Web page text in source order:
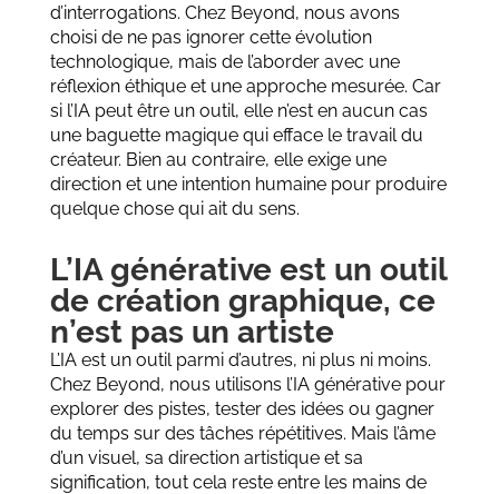
d’interrogations. Chez Beyond, nous avons
choisi de ne pas ignorer cette évolution
technologique, mais de l’aborder avec une
réflexion éthique et une approche mesurée. Car
si l’IA peut être un outil, elle n’est en aucun cas
une baguette magique qui efface le travail du
créateur. Bien au contraire, elle exige une
direction et une intention humaine pour produire
quelque chose qui ait du sens.
L’IA générative est un outil
de création graphique, ce
n’est pas un artiste
L’IA est un outil parmi d’autres, ni plus ni moins.
Chez Beyond, nous utilisons l’IA générative pour
explorer des pistes, tester des idées ou gagner
du temps sur des tâches répétitives. Mais l’âme
d’un visuel, sa direction artistique et sa
signification, tout cela reste entre les mains de